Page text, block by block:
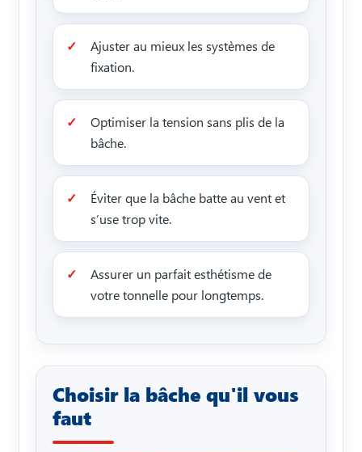
Ajuster au mieux les systèmes de
fixation.
Optimiser la tension sans plis de la
bâche.
Éviter que la bâche batte au vent et
s’use trop vite.
Assurer un parfait esthétisme de
votre tonnelle pour longtemps.
Choisir la bâche qu'il vous
faut